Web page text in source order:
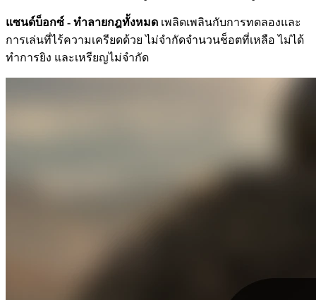
แซนด์บ็อกซ์ - ทำลายกฎทั้งหมด เพลิดเพลินกับการทดลองและ
การเล่นที่ไร้ความเครียดด้วย ไม่จำกัดจำนวนช็อตที่เหลือ ไม่ได้
ทำการยิง และเหรียญไม่จำกัด